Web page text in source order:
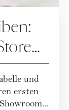
und
ersten